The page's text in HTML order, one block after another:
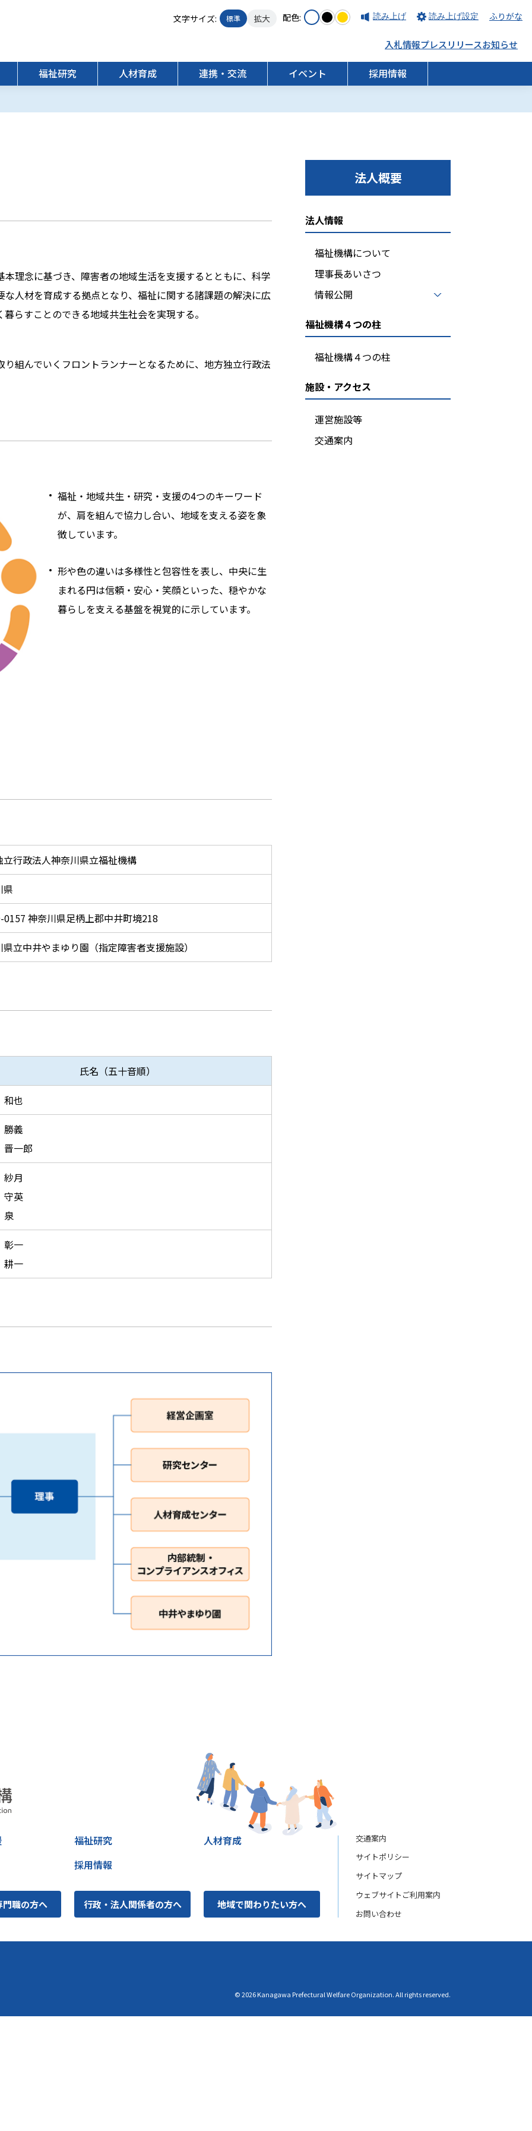
文字サイズ: 標準 拡大 配色: 読み上げ 読み上げ設定 ふりがな
入札情報プレスリリースお知らせ
健康支援
福祉研究 人材育成 連携・交流 イベント 採用情報
理念に基づき、障害者の地域生活を支援するとともに、科学
人材を育成する拠点となり、福祉に関する諸課題の解決に広
らすことのできる地域共生社会を実現する。
組んでいくフロントランナーとなるために、地方独立行政法
福祉・地域共生・研究・支援の4つのキーワード
が、肩を組んで協力し合い、地域を支える姿を象
徴しています。
形や色の違いは多様性と包容性を表し、中央に生
まれる円は信頼・安心・笑顔といった、穏やかな
暮らしを支える基盤を視覚的に示しています。
立行政法人神奈川県立福祉機構
県
0157 神奈川県足柄上郡中井町境218
立中井やまゆり園（指定障害者支援施設）
氏名（五十音順）
也
義
一郎
月
英
一
一
法人概要
法人情報
福祉機構について
理事長あいさつ
情報公開
福祉機構４つの柱
福祉機構４つの柱
施設・アクセス
運営施設等
交通案内
福祉研究
人材育成
採用情報
職の方へ 行政・法人関係者の方へ 地域で関わりたい方へ
交通案内
サイトポリシー
サイトマップ
ウェブサイトご利用案内
お問い合わせ
© 2026 Kanagawa Prefectural Welfare Organization. All rights reserved.